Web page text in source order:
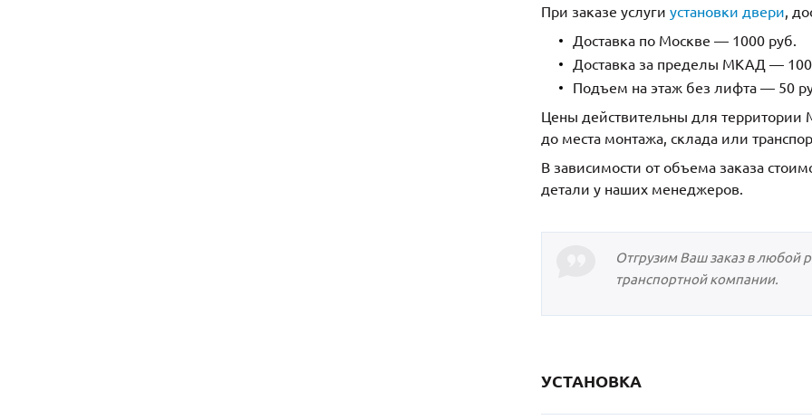
При заказе услуги установки двери,
Доставка по Москве — 1000 руб.
Доставка за пределы МКАД —
Подъем на этаж без лифта — 50
Цены действительны для территории
до места монтажа, склада или
В зависимости от объема заказа
детали у наших менеджеров.
Отгрузим Ваш заказ в любой
транспортной компании.
УСТАНОВКА